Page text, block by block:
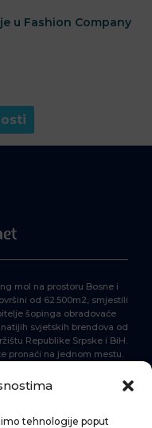
tehnologije poput
u Fashion Company
mol na prostoru Bosne i
od 62.500m2, smjestili
šopinga obradovaće
svjetskih brendova od
Republike Srpske i BiH.
pronaći na jednom mestu.